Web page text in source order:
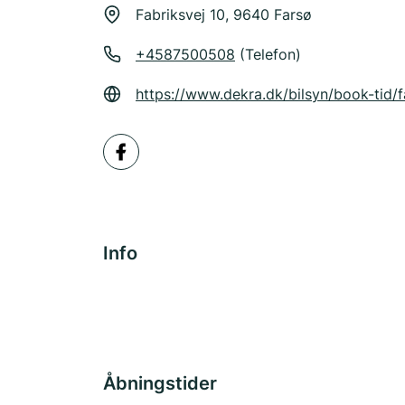
Fabriksvej 10, 9640 Farsø
+4587500508 (Telefon)
https://www.dekra.dk/bilsyn/book-tid/
Info
Åbningstider